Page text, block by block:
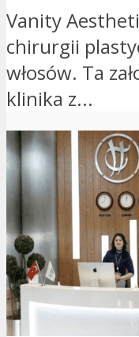
Vanity
chirurgii
włosów. Ta
klinika z...